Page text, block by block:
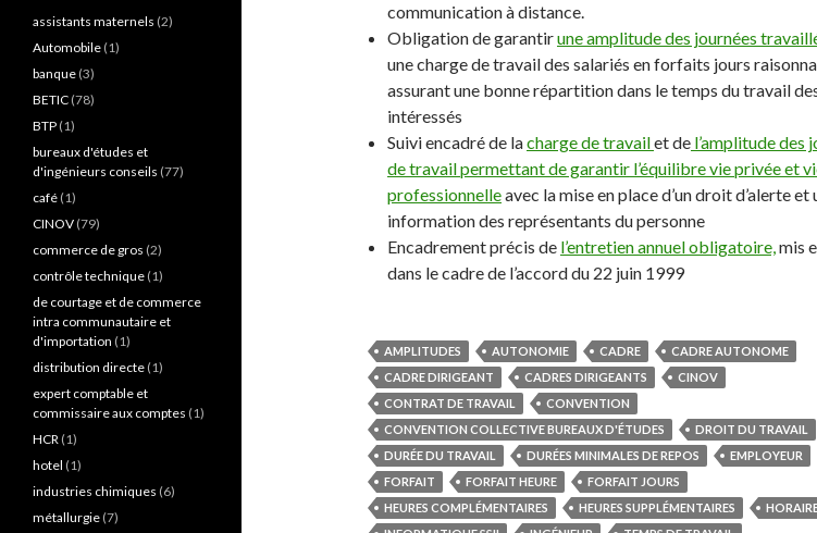
communication à distance.
Obligation de garantirune amplitude des journées
une charge de travail des salariés en forfaits jours
assurant une bonne répartition dans le temps du travail
intéressés
Suivi encadré de lacharge de travailet de l’amplitude des
de travail permettant de garantir l’équilibre vie privée et
professionnelleavec la mise en place d’un droit d’alerte et
information des représentants du personne
Encadrement précis de l’entretien annuel obligatoire,mis
dans le cadre de l’accord du 22 juin 1999
AMPLITUDES AUTONOMIE CADRE
CADRE AUTONOME
CADRE DIRIGEANT
CADRES DIRIGEANTS
CINOV
CONTRAT DE TRAVAIL
CONVENTION
CONVENTION COLLECTIVE BUREAUX D'ÉTUDES
DROIT DU TRAVAIL
DURÉE DU TRAVAIL
DURÉES MINIMALES DE REPOS
EMPLOYEUR
FORFAIT
FORFAIT HEURE
FORFAIT JOURS
HEURES COMPLÉMENTAIRES
HEURES SUPPLÉMENTAIRES
assistants maternels (2)
Automobile (1)
banque (3)
BETIC (78)
BTP (1)
bureaux d'études et
d'ingénieurs conseils (77)
café (1)
CINOV (79)
commerce de gros (2)
contrôle technique (1)
de courtage et de commerce
intra communautaire et
d'importation (1)
distribution directe (1)
expert comptable et
commissaire aux comptes (1)
HCR (1)
hotel (1)
industries chimiques (6)
métallurgie (7)